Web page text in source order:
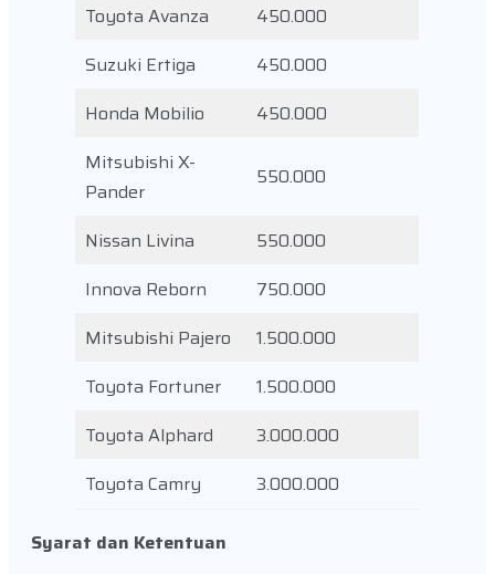
Toyota Avanza
450.000
Suzuki Ertiga
450.000
Honda Mobilio
450.000
Mitsubishi X-
Pander
550.000
Nissan Livina
550.000
Innova Reborn
750.000
Mitsubishi Pajero
1.500.000
Toyota Fortuner
1.500.000
Toyota Alphard
3.000.000
Toyota Camry
3.000.000
Syarat dan Ketentuan